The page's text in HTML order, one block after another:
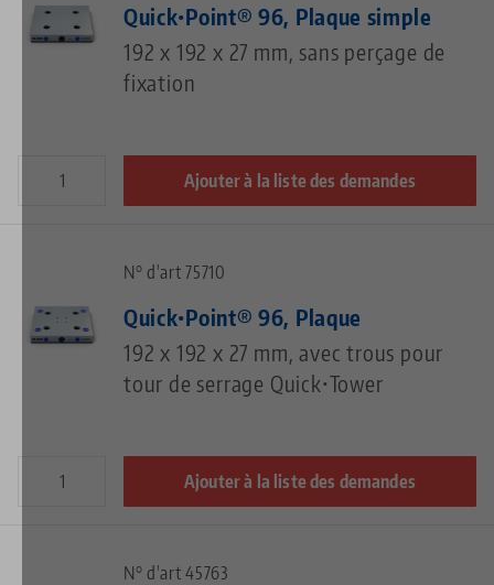
Quick•Point® 96, Plaque simple
192 x 192 x 27 mm, sans perçage de
fixation
Ajouter à la liste des demandes
N° d'art 75710
Quick•Point® 96, Plaque
192 x 192 x 27 mm, avec trous pour
tour de serrage Quick•Tower
Ajouter à la liste des demandes
N° d'art 45763